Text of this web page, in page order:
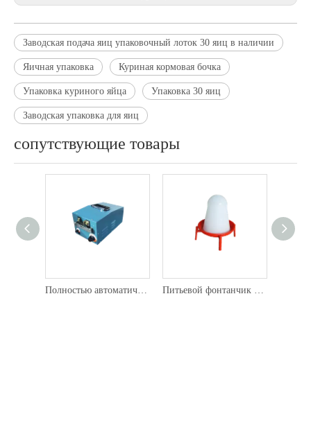
Заводская подача яиц упаковочный лоток 30 яиц в наличии
Яичная упаковка Куриная кормовая бочка
Упаковка куриного яйца Упаковка 30 яиц
Заводская упаковка для яиц
сопутствующие товары
Полностью автоматический Debeaker Питьевой фонтанчик «Четырехместная башня» 2л